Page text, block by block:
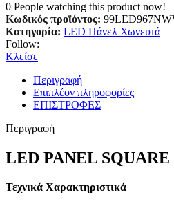
0 People watching this product now!
Κωδικός προϊόντος:
Κατηγορία: LED Πάνελ Χωνευτά
Follow:
Κλείσε
Περιγραφή
Επιπλέον πληροφορίες
ΕΠΙΣΤΡΟΦΕΣ
Περιγραφή
LED PANEL
Τεχνικά Χαρακτηριστικά